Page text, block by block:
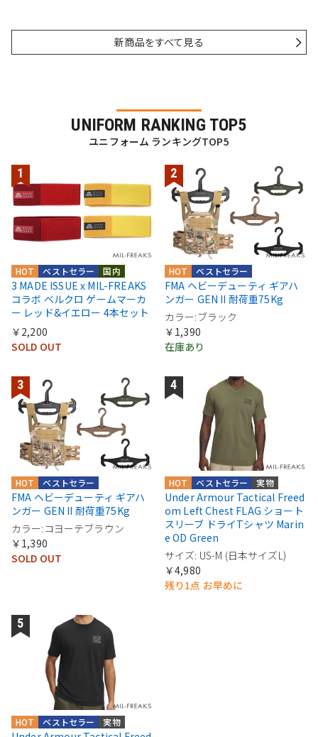
新商品をすべて見る
UNIFORM RANKING TOP5
ユニフォーム ランキングTOP5
国内
ベストセラー
HOT
3 MADE ISSUE x MIL-FREAKS
コラボ ベルクロ ゲームマーカ
ー レッド&イエロー 4本セット
￥2,200
SOLD OUT
ベストセラー
HOT
FMA ヘビーデューティ ギアハ
ンガー GEN II 耐荷重75Kg
カラー:ブラック
￥1,390
在庫あり
ベストセラー
HOT
FMA ヘビーデューティ ギアハ
ンガー GEN II 耐荷重75Kg
カラー:コヨーテブラウン
￥1,390
SOLD OUT
実物
ベストセラー
HOT
Under Armour Tactical Freed
om Left Chest FLAG ショート
スリーブ ドライTシャツ Marin
e OD Green
サイズ: US-M (日本サイズL)
￥4,980
残り1点 お早めに
実物
ベストセラー
HOT